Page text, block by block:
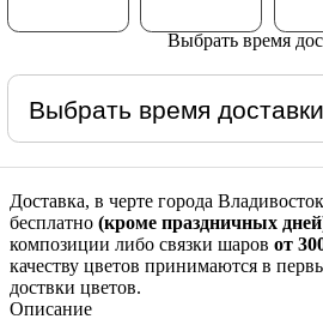
Выбрать время
Доставка, в черте города
бесплатно (кроме праздничных
композиции либо связки шаров от
качеству цветов принимаются в
доствки цветов.
Описание